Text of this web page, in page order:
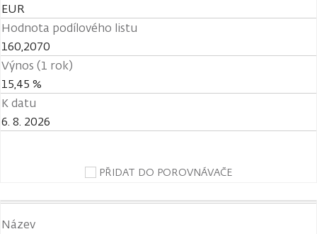
EUR
Hodnota podílového listu
160,2070
Výnos (1 rok)
15,45 %
K datu
6. 8. 2026
PŘIDAT DO POROVNÁVAČE
Název